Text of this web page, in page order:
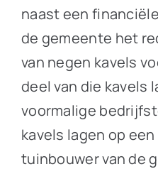
naast een
de gemeente het
van negen kavels
deel van die kavels
voormalige
kavels lagen op
tuinbouwer van de